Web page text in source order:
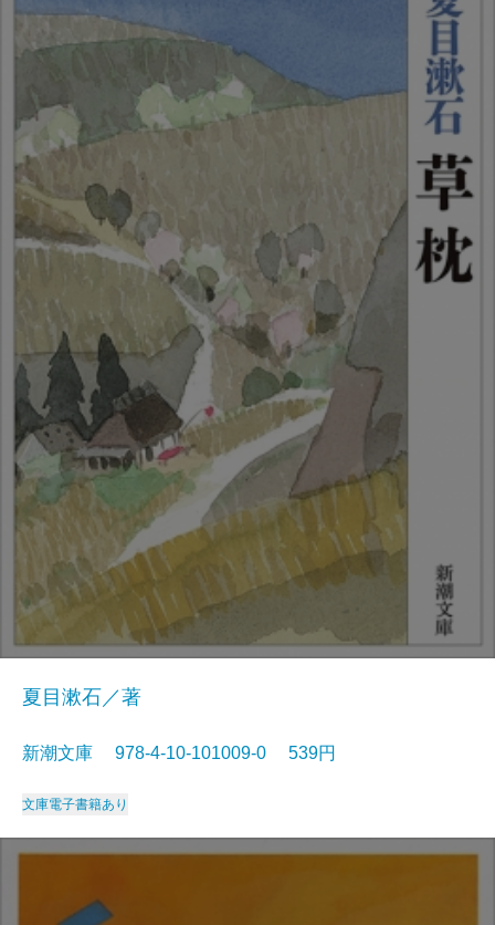
夏目漱石／著
新潮文庫 978-4-10-101009-0 539円
文庫電子書籍あり